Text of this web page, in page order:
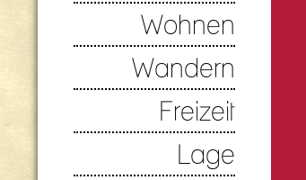
Wohnen
Wandern
Freizeit
Lage